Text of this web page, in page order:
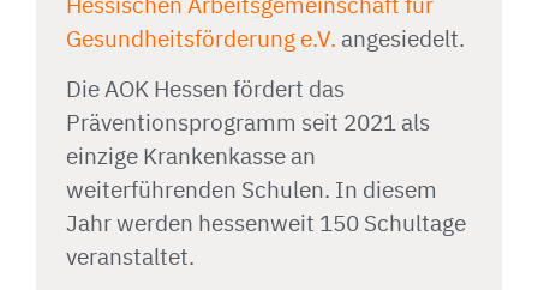
Gesundheitsförderung e.V. angesiedelt.
Die AOK Hessen fördert das
Präventionsprogramm seit 2021 als
einzige Krankenkasse an
weiterführenden Schulen. In diesem
Jahr werden hessenweit 150 Schultage
veranstaltet.